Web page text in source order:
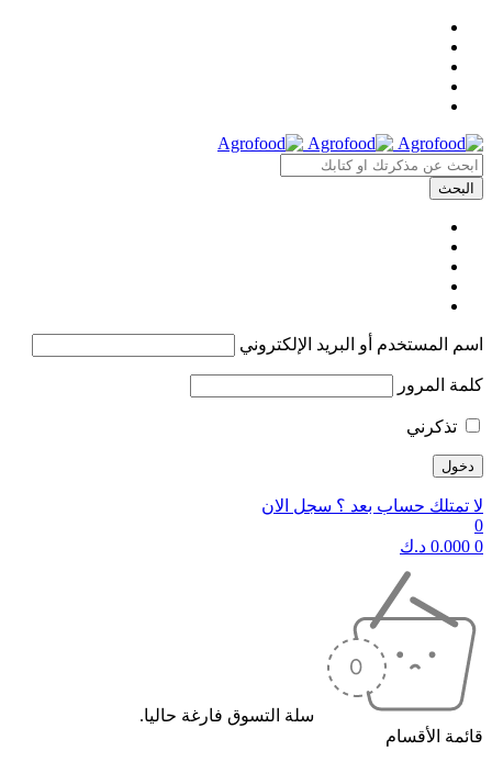
اسم المستخدم أو البريد الإلكتروني
كلمة المرور
تذكرني
لا تمتلك حساب بعد ؟ سجل الان
0
0
0.000 د.ك
سلة التسوق فارغة حاليا.
قائمة الأقسام